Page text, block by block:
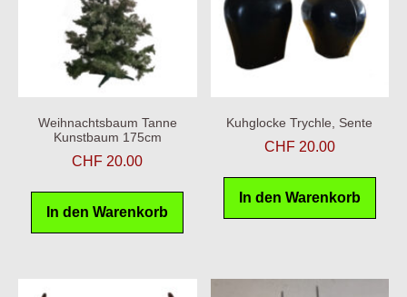
Weihnachtsbaum Tanne
Kunstbaum 175cm
CHF 20.00
In den Warenkorb
Kuhglocke Trychle, Sente
CHF20.00
In den Warenkorb